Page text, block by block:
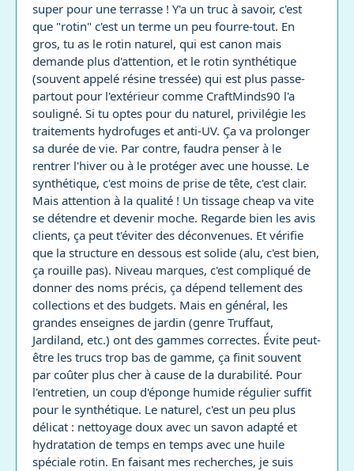
super pour une terrasse ! Y'a un truc à savoir, c'est
que "rotin" c'est un terme un peu fourre-tout. En
gros, tu as le rotin naturel, qui est canon mais
demande plus d'attention, et le rotin synthétique
(souvent appelé résine tressée) qui est plus passe-
partout pour l'extérieur comme CraftMinds90 l'a
souligné. Si tu optes pour du naturel, privilégie les
traitements hydrofuges et anti-UV. Ça va prolonger
sa durée de vie. Par contre, faudra penser à le
rentrer l'hiver ou à le protéger avec une housse. Le
synthétique, c'est moins de prise de tête, c'est clair.
Mais attention à la qualité ! Un tissage cheap va vite
se détendre et devenir moche. Regarde bien les avis
clients, ça peut t'éviter des déconvenues. Et vérifie
que la structure en dessous est solide (alu, c'est bien,
ça rouille pas). Niveau marques, c'est compliqué de
donner des noms précis, ça dépend tellement des
collections et des budgets. Mais en général, les
grandes enseignes de jardin (genre Truffaut,
Jardiland, etc.) ont des gammes correctes. Évite peut-
être les trucs trop bas de gamme, ça finit souvent
par coûter plus cher à cause de la durabilité. Pour
l'entretien, un coup d'éponge humide régulier suffit
pour le synthétique. Le naturel, c'est un peu plus
délicat : nettoyage doux avec un savon adapté et
hydratation de temps en temps avec une huile
spéciale rotin. En faisant mes recherches, je suis